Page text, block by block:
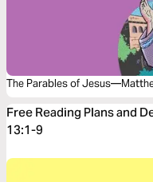
The Parables of
Free Reading Plans and
13:1-9